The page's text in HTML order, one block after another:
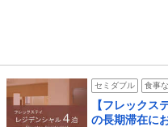
セミダブル 食事な
【フレックス
の長期滞在に